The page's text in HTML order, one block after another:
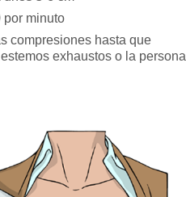
por minuto
compresiones hasta que
exhaustos o la persona